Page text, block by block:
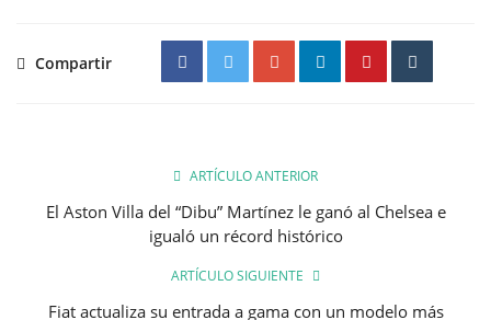
Compartir
ARTÍCULO ANTERIOR
El Aston Villa del “Dibu” Martínez le ganó al Chelsea e
igualó un récord histórico
ARTÍCULO SIGUIENTE
Fiat actualiza su entrada a gama con un modelo más